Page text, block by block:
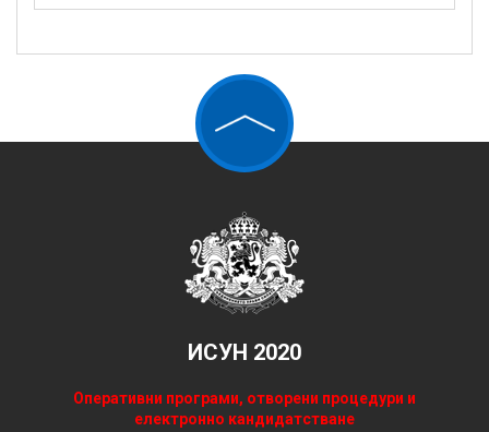
ИСУН 2020
Оперативни програми, отворени процедури и
електронно кандидатстване